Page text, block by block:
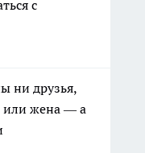
с
ни друзья,
или жена — а